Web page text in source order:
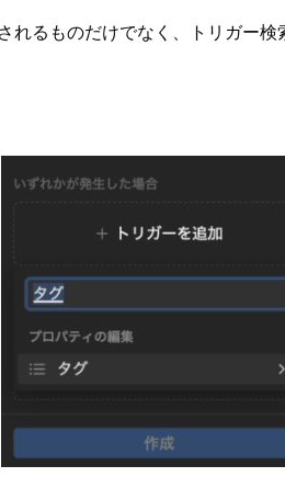
るものだけでなく、トリガー